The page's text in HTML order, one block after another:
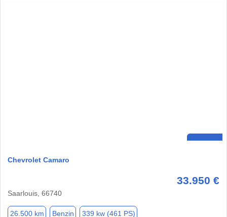
Chevrolet Camaro
33.950 €
Saarlouis, 66740
26.500 km Benzin 339 kw (461 PS)